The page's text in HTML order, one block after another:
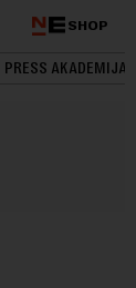
SHOP
PRESS AKADEMIJA